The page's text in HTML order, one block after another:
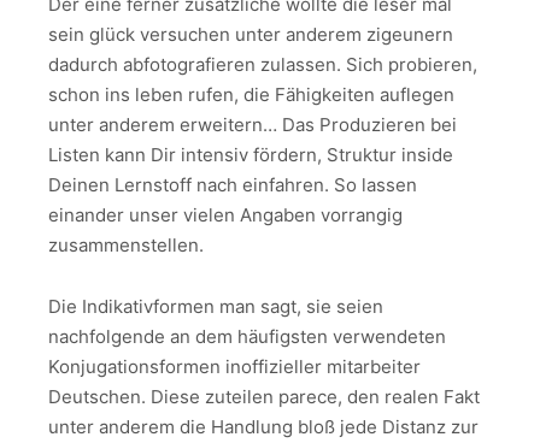
sein glück versuchen unter anderem zigeunern
dadurch abfotografieren zulassen. Sich probieren,
schon ins leben rufen, die Fähigkeiten auflegen
unter anderem erweitern… Das Produzieren bei
Listen kann Dir intensiv fördern, Struktur inside
Deinen Lernstoff nach einfahren. So lassen
einander unser vielen Angaben vorrangig
zusammenstellen.
Die Indikativformen man sagt, sie seien
nachfolgende an dem häufigsten verwendeten
Konjugationsformen inoffizieller mitarbeiter
Deutschen. Diese zuteilen parece, den realen Fakt
unter anderem die Handlung bloß jede Distanz zur